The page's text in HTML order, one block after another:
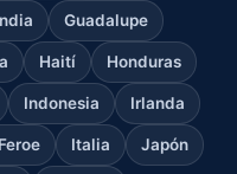
Guadalupe
Haití Honduras
Indonesia Irlanda
Italia Japón